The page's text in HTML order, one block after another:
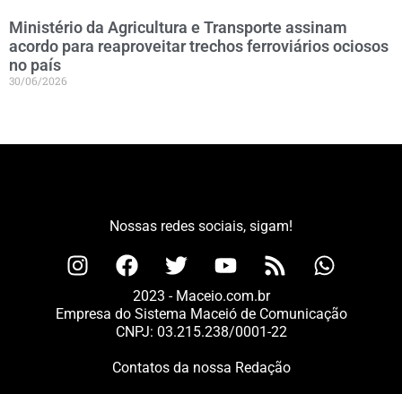
Ministério da Agricultura e Transporte assinam
acordo para reaproveitar trechos ferroviários ociosos
no país
30/06/2026
Nossas redes sociais, sigam!
2023 - Maceio.com.br
Empresa do Sistema Maceió de Comunicação
CNPJ: 03.215.238/0001-22
Contatos da nossa Redação